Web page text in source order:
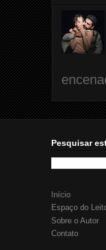
Pesquisar
Início
Espaço do
Sobre o Autor
Contato